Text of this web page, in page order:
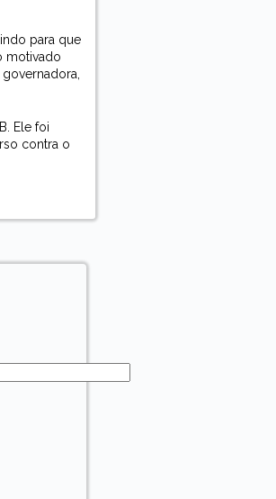
para que
motivado
Ele foi
contra o